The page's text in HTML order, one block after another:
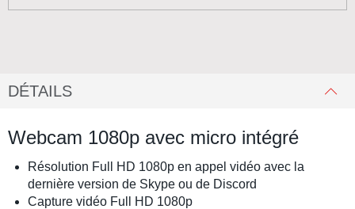
DÉTAILS
Webcam 1080p avec micro intégré
Résolution Full HD 1080p en appel vidéo avec la
dernière version de Skype ou de Discord
Capture vidéo Full HD 1080p